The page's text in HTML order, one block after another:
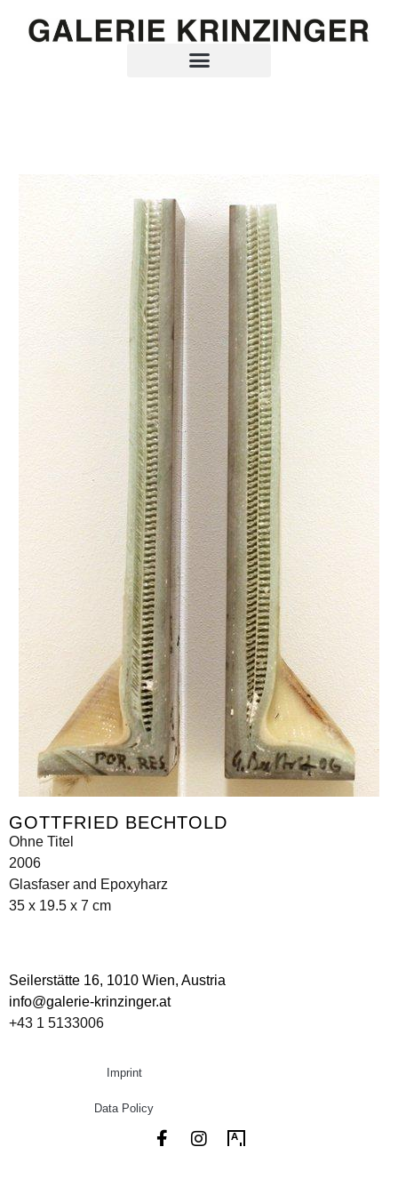
GOTTFRIED BECHTOLD
Ohne Titel
2006
Glasfaser and Epoxyharz
35 x 19.5 x 7 cm
Seilerstätte 16, 1010 Wien, Austria
info@galerie-krinzinger.at
+43 1 5133006
Imprint
Data Policy